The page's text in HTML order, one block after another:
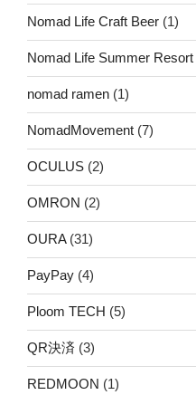
Nomad Life Craft Beer (1)
Nomad Life Summer Resort
nomad ramen (1)
NomadMovement (7)
OCULUS (2)
OMRON (2)
OURA(31)
PayPay (4)
Ploom TECH (5)
QR決済 (3)
REDMOON (1)